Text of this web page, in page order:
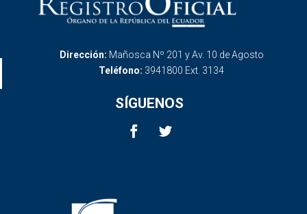
Dirección: Mañosca Nº 201 y Av. 10 de Agosto
Teléfono: 3941800 Ext. 3134
SÍGUENOS